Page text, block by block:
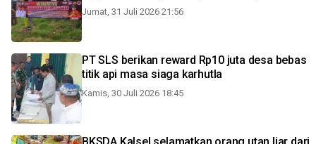
Jumat, 31 Juli 2026 21:56
PT SLS berikan reward Rp10 juta desa bebas
titik api masa siaga karhutla
Kamis, 30 Juli 2026 18:45